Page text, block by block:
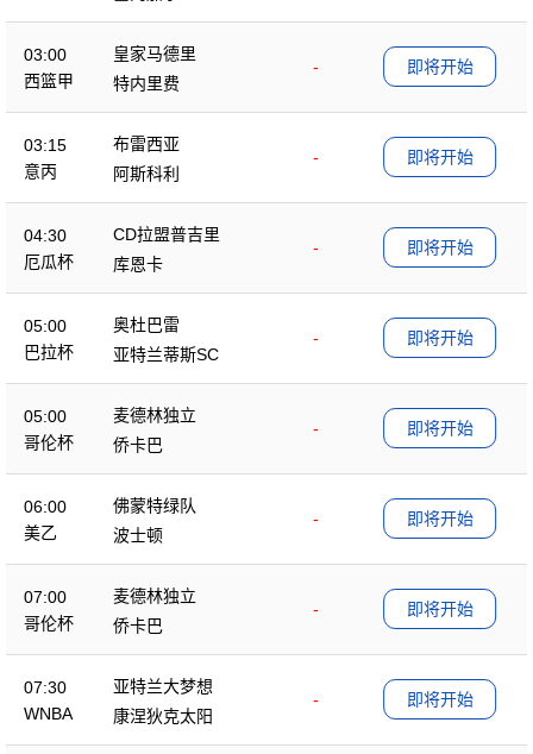
03:00
西篮甲
皇家马德里
-
特内里费
即将开始
03:15
意丙
布雷西亚
-
阿斯科利
即将开始
04:30
厄瓜杯
CD拉盟普吉里
-
库恩卡
即将开始
05:00
巴拉杯
奥杜巴雷
-
亚特兰蒂斯SC
即将开始
05:00
哥伦杯
麦德林独立
-
侨卡巴
即将开始
06:00
美乙
佛蒙特绿队
-
波士顿
即将开始
07:00
哥伦杯
麦德林独立
-
侨卡巴
即将开始
07:30
WNBA
亚特兰大梦想
-
康涅狄克太阳
即将开始